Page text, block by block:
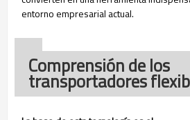
entorno empresarial actual.
Comprensión de los
transportadores